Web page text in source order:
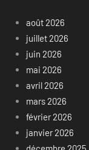
août 2026
juillet 2026
juin 2026
mai 2026
avril 2026
mars 2026
février 2026
janvier 2026